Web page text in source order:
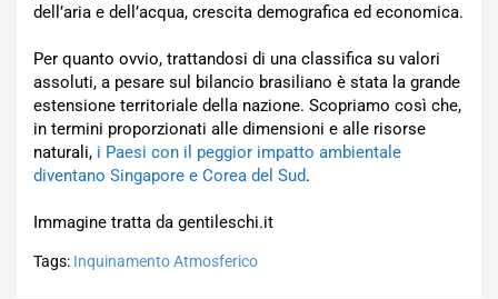
dell’aria e dell’acqua, crescita demografica ed economica.
Per quanto ovvio, trattandosi di una classifica su valori
assoluti, a pesare sul bilancio brasiliano è stata la grande
estensione territoriale della nazione. Scopriamo così che,
in termini proporzionati alle dimensioni e alle risorse
naturali, i Paesi con il peggior impatto ambientale
diventano Singapore e Corea del Sud.
Immagine tratta da gentileschi.it
Tags: Inquinamento Atmosferico